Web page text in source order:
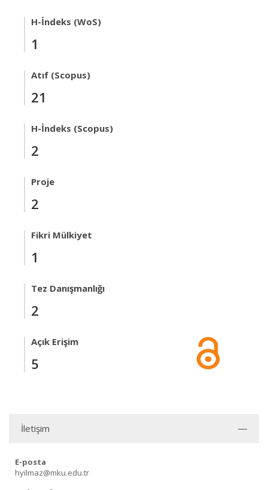
H-İndeks (WoS)
1
Atıf (Scopus)
21
H-İndeks (Scopus)
2
Proje
2
Fikri Mülkiyet
1
Tez Danışmanlığı
2
Açık Erişim
5
İletişim
E-posta
hyilmaz@mku.edu.tr